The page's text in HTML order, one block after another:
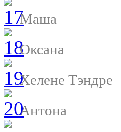
Маша
Оксана
Хелене Тэндре
Антона